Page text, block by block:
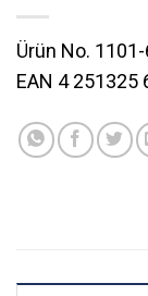
Ürün No.
EAN 4